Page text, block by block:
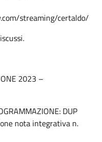
streaming/certaldo/
2023 –
DUP
nota integrativa n.